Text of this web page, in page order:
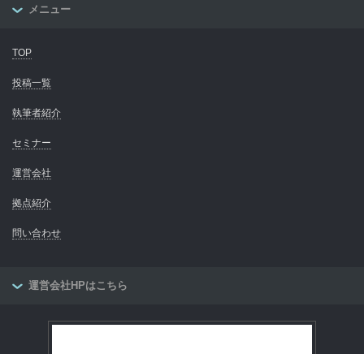
メニュー
TOP
投稿一覧
執筆者紹介
セミナー
運営会社
拠点紹介
問い合わせ
運営会社HPはこちら